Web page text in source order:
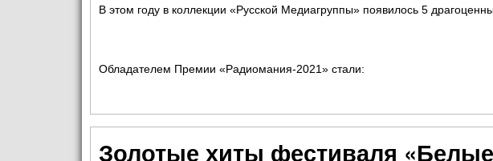
В этом году в коллекции «Русской Медиагруппы» появилось 5
Обладателем Премии «Радиомания-2021» стали:
Золотые хиты фестиваля